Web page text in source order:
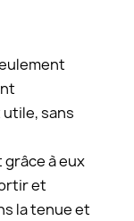
sans
à eux
et
la tenue et